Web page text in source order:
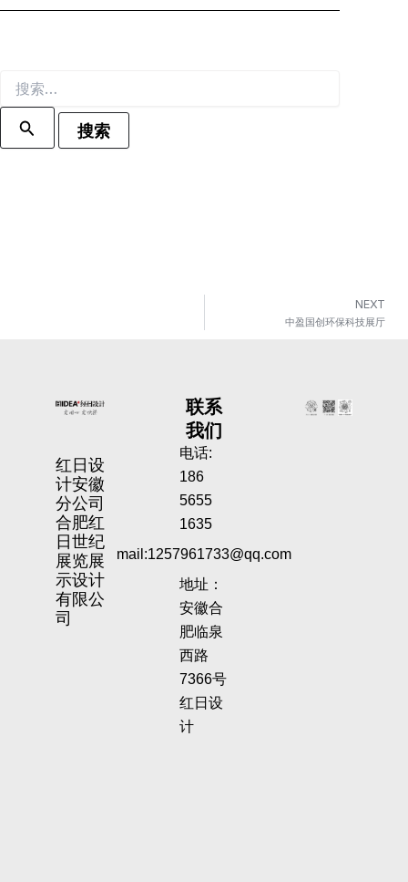
NEXT
中盈国创环保科技展厅
红日设
计安徽
分公司
合肥红
日世纪
展览展
示设计
有限公
司
联系
我们
电话:
186
5655
1635
mail:1257961733@qq.com
地址：
安徽合
肥临泉
西路
7366号
红日设
计